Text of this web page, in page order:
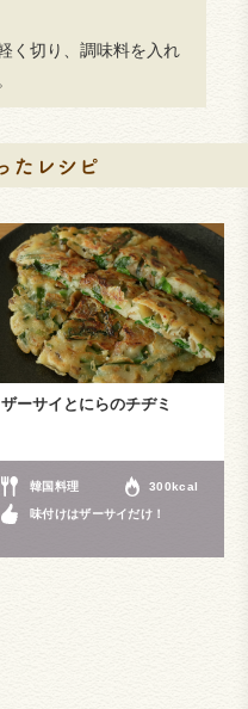
く切り、調味料を入れ
ザーサイとにらのチヂミ
韓国料理 300kcal
味付けはザーサイだけ！